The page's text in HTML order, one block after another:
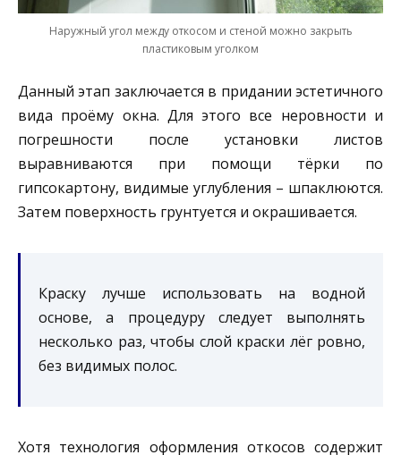
Наружный угол между откосом и стеной можно закрыть
пластиковым уголком
Данный этап заключается в придании эстетичного
вида проёму окна. Для этого все неровности и
погрешности после установки листов
выравниваются при помощи тёрки по
гипсокартону, видимые углубления – шпаклюются.
Затем поверхность грунтуется и окрашивается.
Краску лучше использовать на водной
основе, а процедуру следует выполнять
несколько раз, чтобы слой краски лёг ровно,
без видимых полос.
Хотя технология оформления откосов содержит